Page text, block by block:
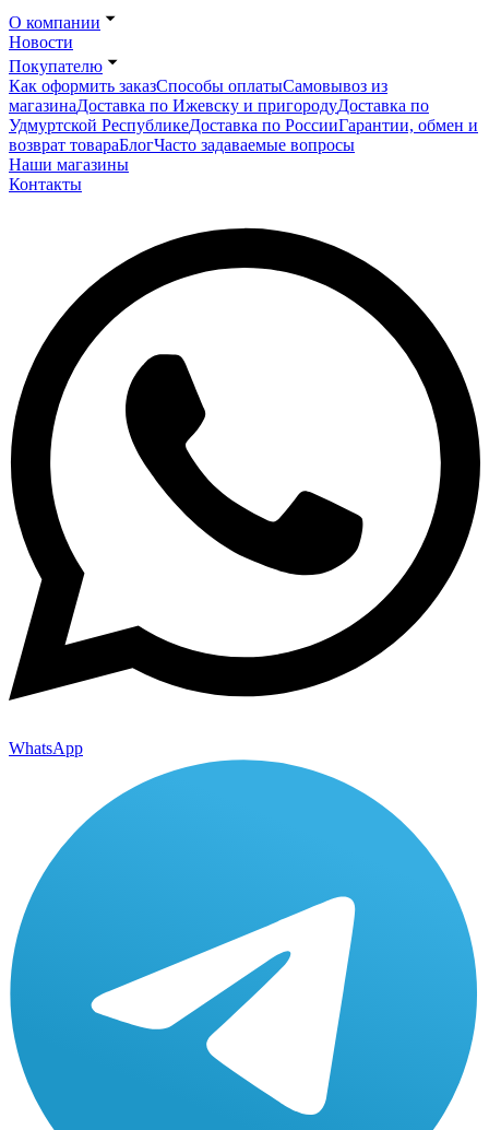
О компании
Новости
Покупателю
Как оформить заказСпособы оплатыСамовывоз из
магазинаДоставка по Ижевску и пригородуДоставка по
Удмуртской РеспубликеДоставка по РоссииГарантии, обмен и
возврат товараБлогЧасто задаваемые вопросы
Наши магазины
Контакты
WhatsApp